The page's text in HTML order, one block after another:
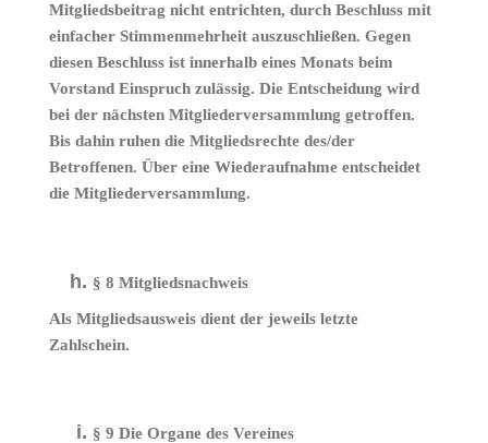
Mitgliedsbeitrag nicht entrichten, durch Beschluss mit
einfacher Stimmenmehrheit auszuschließen. Gegen
diesen Beschluss ist innerhalb eines Monats beim
Vorstand Einspruch zulässig. Die Entscheidung wird
bei der nächsten Mitgliederversammlung getroffen.
Bis dahin ruhen die Mitgliedsrechte des/der
Betroffenen. Über eine Wiederaufnahme entscheidet
die Mitgliederversammlung.
§ 8 Mitgliedsnachweis
Als Mitgliedsausweis dient der jeweils letzte
Zahlschein.
§ 9 Die Organe des Vereines